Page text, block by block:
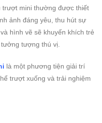
trượt mini thường được thiết
ảnh đáng yêu, thu hút sự
hình vẽ sẽ khuyến khích trẻ
tượng thú vị.
là một phương tiện giải trí
trượt xuống và trải nghiệm